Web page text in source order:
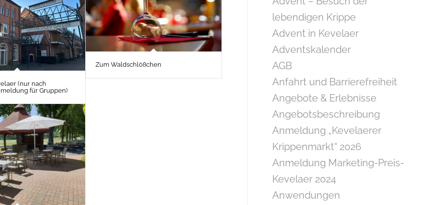
(nur nach
für Gruppen)
Zum Waldschlößchen
lebendigen Krippe
Advent in Kevelaer
Adventskalender
AGB
Anfahrt und Barrierefreiheit
Angebote & Erlebnisse
Angebotsbeschreibung
Anmeldung „Kevelaerer
Krippenmarkt“ 2026
Anmeldung Marketing-Preis-
Kevelaer 2024
Anwendungen